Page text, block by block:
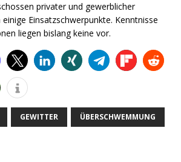
privater und gewerblicher
Einsatzschwerpunkte. Kenntnisse
liegen bislang keine vor.
GEWITTER ÜBERSCHWEMMUNG